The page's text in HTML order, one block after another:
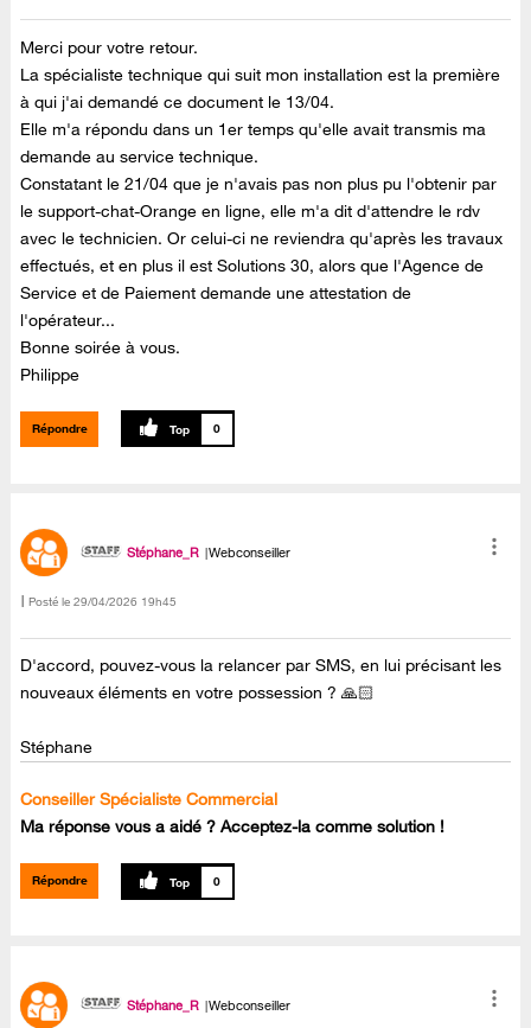
Merci pour votre retour.
La spécialiste technique qui suit mon installation est la première
à qui j'ai demandé ce document le 13/04.
Elle m'a répondu dans un 1er temps qu'elle avait transmis ma
demande au service technique.
Constatant le 21/04 que je n'avais pas non plus pu l'obtenir par
le support-chat-Orange en ligne, elle m'a dit d'attendre le rdv
avec le technicien. Or celui-ci ne reviendra qu'après les travaux
effectués, et en plus il est Solutions 30, alors que l'Agence de
Service et de Paiement demande une attestation de
l'opérateur...
Bonne soirée à vous.
Philippe
Répondre 0
Stéphane_R Webconseiller
Posté le ‎29/04/2026 19h45
D'accord, pouvez-vous la relancer par SMS, en lui précisant les
nouveaux éléments en votre possession ? 🙏🏻
Stéphane
Conseiller Spécialiste Commercial
Ma réponse vous a aidé ? Acceptez-la comme solution !
Répondre 0
Stéphane_R Webconseiller